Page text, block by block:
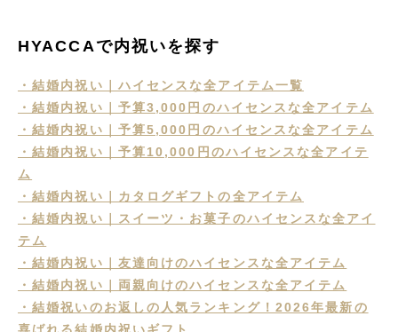
HYACCAで内祝いを探す
・結婚内祝い｜ハイセンスな全アイテム一覧
・結婚内祝い｜予算3,000円のハイセンスな全アイテム
・結婚内祝い｜予算5,000円のハイセンスな全アイテム
・結婚内祝い｜予算10,000円のハイセンスな全アイテ
ム
・結婚内祝い｜カタログギフトの全アイテム
・結婚内祝い｜スイーツ・お菓子のハイセンスな全アイ
テム
・結婚内祝い｜友達向けのハイセンスな全アイテム
・結婚内祝い｜両親向けのハイセンスな全アイテム
・結婚祝いのお返しの人気ランキング！2026年最新の
喜ばれる結婚内祝いギフト